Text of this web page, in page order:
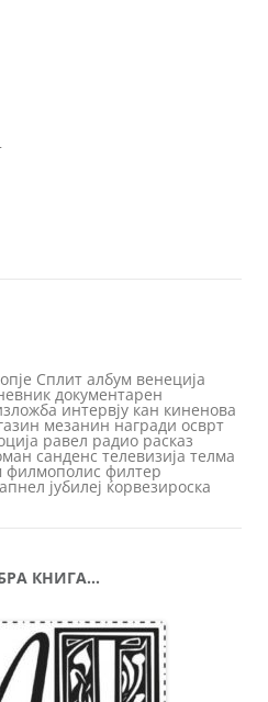
Сплит албум венеција
документарен
интервју кан киненова
мезанин награди осврт
равел радио расказ
санденс телевизија телма
филмополис филтер
јубилеј ќорвезироска
КНИГА…